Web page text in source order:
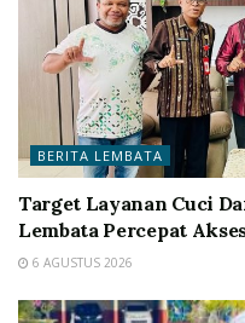
BERITA LEMBATA
Target Layanan Cuci
Lembata Percepat
6 AGUSTUS 2026